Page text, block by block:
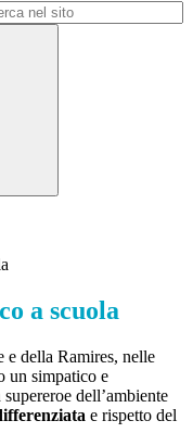
a scuola
e della Ramires, nelle
un simpatico e
supereroe dell’ambiente
e rispetto del